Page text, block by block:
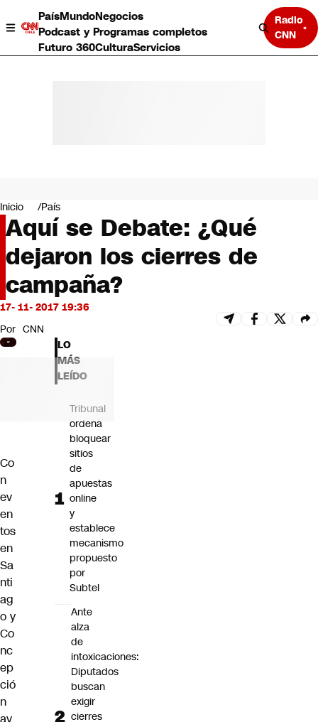
PaísMundoNegocios
Podcast y Programas completos
Futuro 360CulturaServicios
Radio
CNN
Negocios
Deportes
Programas completos
Cultura
Servicios
Bits
CNN Data
CNN tiempo
Futuro 360
Opinión
Inicio País
Aquí se Debate: ¿Qué
dejaron los cierres de
campaña?
17- 11- 2017 19:36
Por CNN
Co
n
ev
en
tos
en
Sa
nti
ag
o y
Co
nc
ep
ció
n
ay
LO
MÁS
LEÍDO
Tribunal
ordena
bloquear
sitios
de
apuestas
online
y
establece
mecanismo
propuesto
por
Subtel
Ante
alza
de
intoxicaciones:
Diputados
buscan
exigir
cierres